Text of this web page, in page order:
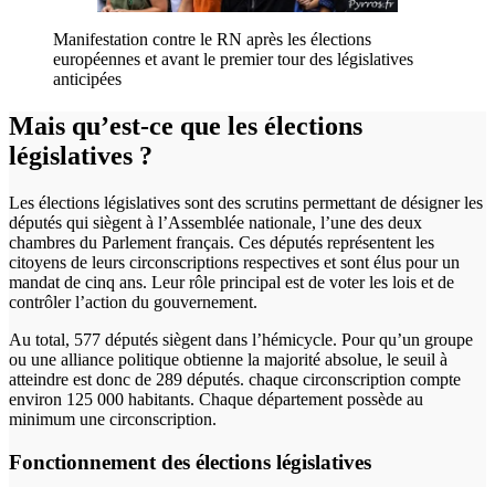
Manifestation contre le RN après les élections
européennes et avant le premier tour des législatives
anticipées
Mais qu’est-ce que les élections
législatives ?
Les élections législatives sont des scrutins permettant de désigner les
députés qui siègent à l’Assemblée nationale, l’une des deux
chambres du Parlement français. Ces députés représentent les
citoyens de leurs circonscriptions respectives et sont élus pour un
mandat de cinq ans. Leur rôle principal est de voter les lois et de
contrôler l’action du gouvernement.
Au total, 577 députés siègent dans l’hémicycle. Pour qu’un groupe
ou une alliance politique obtienne la majorité absolue, le seuil à
atteindre est donc de 289 députés. chaque circonscription compte
environ 125 000 habitants. Chaque département possède au
minimum une circonscription.
Fonctionnement des élections législatives